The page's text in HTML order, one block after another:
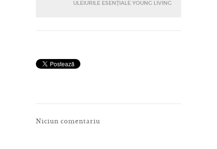
ULEIURILE ESENȚIALE YOUNG LIVING
Niciun comentariu